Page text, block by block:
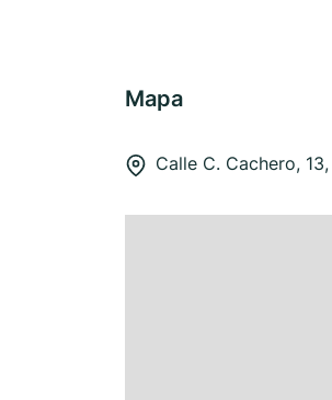
Mapa
Calle C. Cachero,